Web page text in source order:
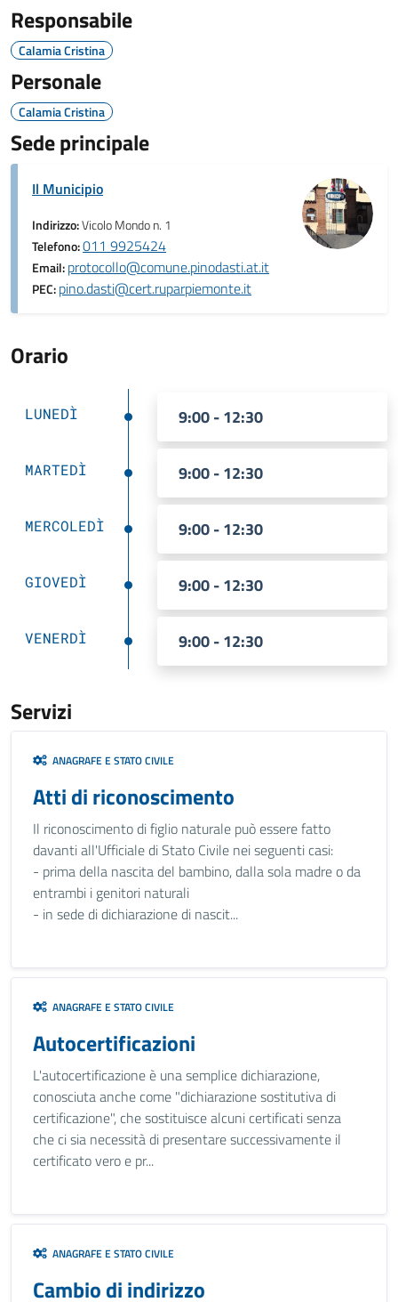
Responsabile
Calamia Cristina
Personale
Calamia Cristina
Sede principale
Il Municipio
Indirizzo:Vicolo Mondo n. 1
Telefono:011 9925424
Email:protocollo@comune.pinodasti.at.it
PEC:pino.dasti@cert.ruparpiemonte.it
Orario
LUNEDÌ 9:00 - 12:30
MARTEDÌ 9:00 - 12:30
MERCOLEDÌ 9:00 - 12:30
GIOVEDÌ 9:00 - 12:30
VENERDÌ 9:00 - 12:30
Servizi
ANAGRAFE E STATO CIVILE
Atti di riconoscimento
Il riconoscimento di figlio naturale può essere fatto
davanti all'Ufficiale di Stato Civile nei seguenti casi:
- prima della nascita del bambino, dalla sola madre o da
entrambi i genitori naturali
- in sede di dichiarazione di nascit...
ANAGRAFE E STATO CIVILE
Autocertificazioni
L'autocertificazione è una semplice dichiarazione,
conosciuta anche come "dichiarazione sostitutiva di
certificazione", che sostituisce alcuni certificati senza
che ci sia necessità di presentare successivamente il
certificato vero e pr...
ANAGRAFE E STATO CIVILE
Cambio di indirizzo